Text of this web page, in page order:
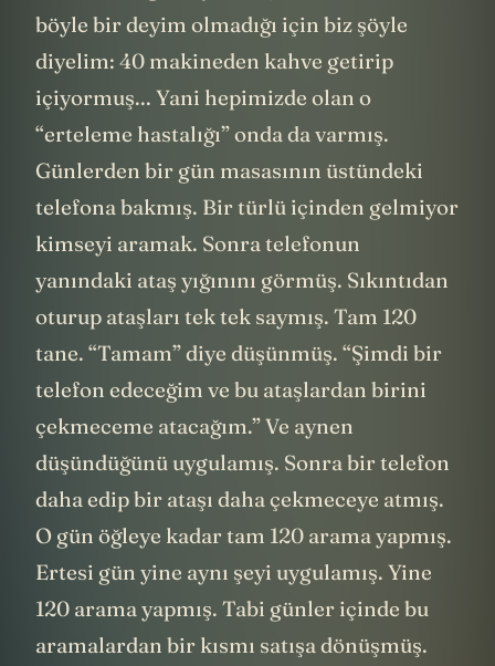
böyle bir deyim olmadığı için biz şöyle
diyelim: 40 makineden kahve getirip
içiyormuş... Yani hepimizde olan o
“erteleme hastalığı” onda da varmış.
Günlerden bir gün masasının üstündeki
telefona bakmış. Bir türlü içinden gelmiyor
kimseyi aramak. Sonra telefonun
yanındaki ataş yığınını görmüş. Sıkıntıdan
oturup ataşları tek tek saymış. Tam 120
tane. “Tamam” diye düşünmüş. “Şimdi bir
telefon edeceğim ve bu ataşlardan birini
çekmeceme atacağım.” Ve aynen
düşündüğünü uygulamış. Sonra bir telefon
daha edip bir ataşı daha çekmeceye atmış.
O gün öğleye kadar tam 120 arama yapmış.
Ertesi gün yine aynı şeyi uygulamış. Yine
120 arama yapmış. Tabi günler içinde bu
aramalardan bir kısmı satışa dönüşmüş.